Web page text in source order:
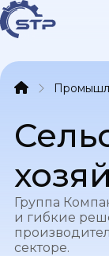
Группа
и гибкие
секторе.